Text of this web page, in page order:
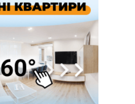
речовину
до госпіталізації та
стаціонарів
і Тернопільщини невідомі
Липи та облаштували
зафіксували нові
Харкову "Бандероллю": є